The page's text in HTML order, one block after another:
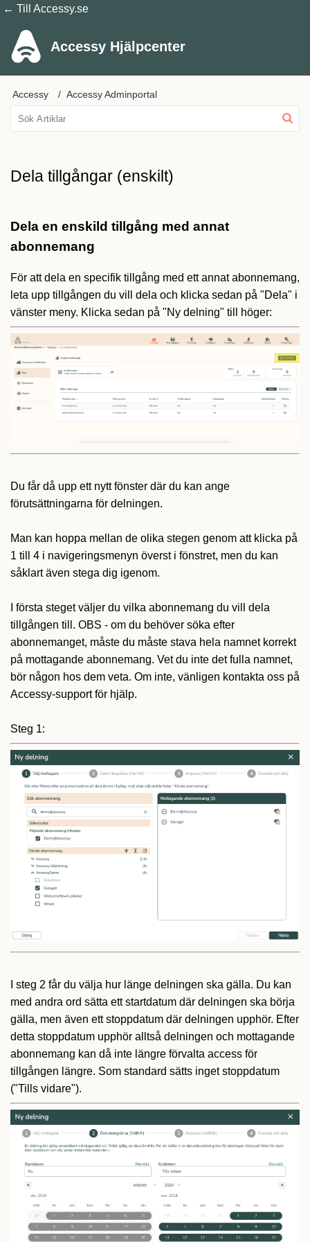
← Till Accessy.se
Accessy Hjälpcenter
Accessy Accessy Adminportal
Dela tillgångar (enskilt)
Dela en enskild tillgång med annat
abonnemang
För att dela en specifik tillgång med ett annat abonnemang,
leta upp tillgången du vill dela och klicka sedan på "Dela" i
vänster meny. Klicka sedan på "Ny delning" till höger:
Du får då upp ett nytt fönster där du kan ange
förutsättningarna för delningen.
Man kan hoppa mellan de olika stegen genom att klicka på
1 till 4 i navigeringsmenyn överst i fönstret, men du kan
såklart även stega dig igenom.
I första steget väljer du vilka abonnemang du vill dela
tillgången till. OBS - om du behöver söka efter
abonnemanget, måste du måste stava hela namnet korrekt
på mottagande abonnemang. Vet du inte det fulla namnet,
bör någon hos dem veta. Om inte, vänligen kontakta oss på
Accessy-support för hjälp.
Steg 1:
I steg 2 får du välja hur länge delningen ska gälla. Du kan
med andra ord sätta ett startdatum där delningen ska börja
gälla, men även ett stoppdatum där delningen upphör. Efter
detta stoppdatum upphör alltså delningen och mottagande
abonnemang kan då inte längre förvalta access för
tillgången längre. Som standard sätts inget stoppdatum
("Tills vidare").